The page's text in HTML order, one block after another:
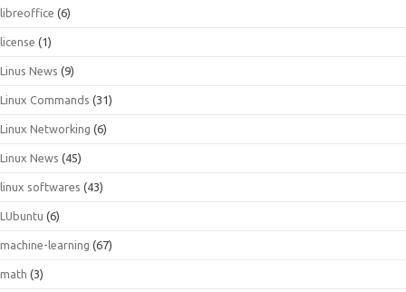
libreoffice (6)
license (1)
Linus News (9)
Linux Commands (31)
Linux Networking (6)
Linux News (45)
linux softwares (43)
LUbuntu (6)
machine-learning (67)
math (3)